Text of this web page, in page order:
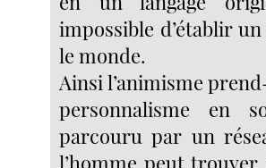
impossible d’établir
le monde.
Ainsi l’animisme
personnalisme en
parcouru par un